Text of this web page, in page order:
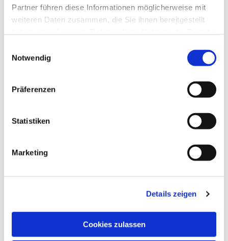
Partner führen diese Informationen möglicherweise mit
weiteren Daten zusammen, die Sie ihnen bereitgestellt
Notwendig
Präferenzen
Statistiken
Marketing
Details zeigen
Cookies zulassen